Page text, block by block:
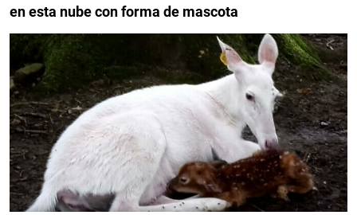
en esta nube con forma de mascota